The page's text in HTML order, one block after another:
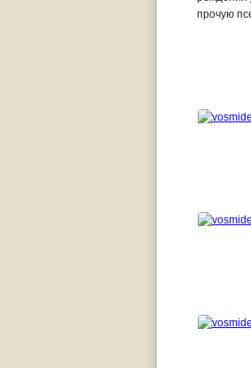
прочую